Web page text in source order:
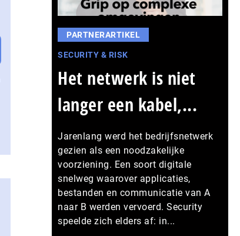
PARTNERARTIKEL
SECURITY & RISK
Het netwerk is niet
langer een kabel,...
Jarenlang werd het bedrijfsnetwerk
gezien als een noodzakelijke
voorziening. Een soort digitale
snelweg waarover applicaties,
bestanden en communicatie van A
naar B werden vervoerd. Security
speelde zich elders af: in...